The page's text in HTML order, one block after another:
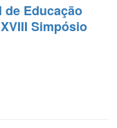
de Educação
Simpósio